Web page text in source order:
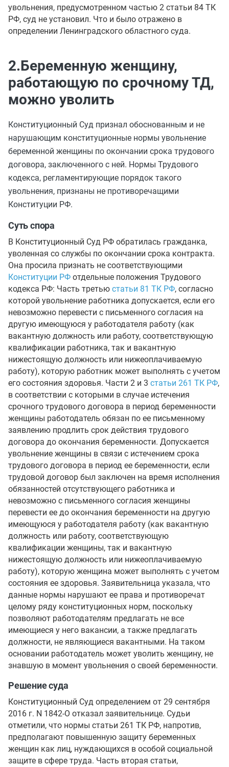
увольнения, предусмотренном частью 2 статьи 84 ТК
РФ, суд не установил. Что и было отражено в
определении Ленинградского областного суда.
2.Беременную женщину,
работающую по срочному ТД,
можно уволить
Конституционный Суд признал обоснованным и не
нарушающим конституционные нормы увольнение
беременной женщины по окончании срока трудового
договора, заключенного с ней. Нормы Трудового
кодекса, регламентирующие порядок такого
увольнения, признаны не противоречащими
Конституции РФ.
Суть спора
В Конституционный Суд РФ обратилась гражданка,
уволенная со службы по окончании срока контракта.
Она просила признать не соответствующими
Конституции РФ отдельные положения Трудового
кодекса РФ: Часть третью статьи 81 ТК РФ, согласно
которой увольнение работника допускается, если его
невозможно перевести с письменного согласия на
другую имеющуюся у работодателя работу (как
вакантную должность или работу, соответствующую
квалификации работника, так и вакантную
нижестоящую должность или нижеоплачиваемую
работу), которую работник может выполнять с учетом
его состояния здоровья. Части 2 и 3 статьи 261 ТК РФ,
в соответствии с которыми в случае истечения
срочного трудового договора в период беременности
женщины работодатель обязан по ее письменному
заявлению продлить срок действия трудового
договора до окончания беременности. Допускается
увольнение женщины в связи с истечением срока
трудового договора в период ее беременности, если
трудовой договор был заключен на время исполнения
обязанностей отсутствующего работника и
невозможно с письменного согласия женщины
перевести ее до окончания беременности на другую
имеющуюся у работодателя работу (как вакантную
должность или работу, соответствующую
квалификации женщины, так и вакантную
нижестоящую должность или нижеоплачиваемую
работу), которую женщина может выполнять с учетом
состояния ее здоровья. Заявительница указала, что
данные нормы нарушают ее права и противоречат
целому ряду конституционных норм, поскольку
позволяют работодателям предлагать не все
имеющиеся у него вакансии, а также предлагать
должности, не являющиеся вакантными. На таком
основании работодатель может уволить женщину, не
знавшую в момент увольнения о своей беременности.
Решение суда
Конституционный Суд определением от 29 сентября
2016 г. N 1842-О отказал заявительнице. Судьи
отметили, что нормы статьи 261 ТК РФ, напротив,
предполагают повышенную защиту беременных
женщин как лиц, нуждающихся в особой социальной
защите в сфере труда. Часть вторая статьи,